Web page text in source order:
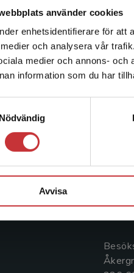
använder cookies
enhetsidentifierare för att
och analysera vår
medier och annons-
information som du har
Nödvändig
Avvisa
Det
enhet
idag Sveriges
kurslitteratur,
046-
Box
221